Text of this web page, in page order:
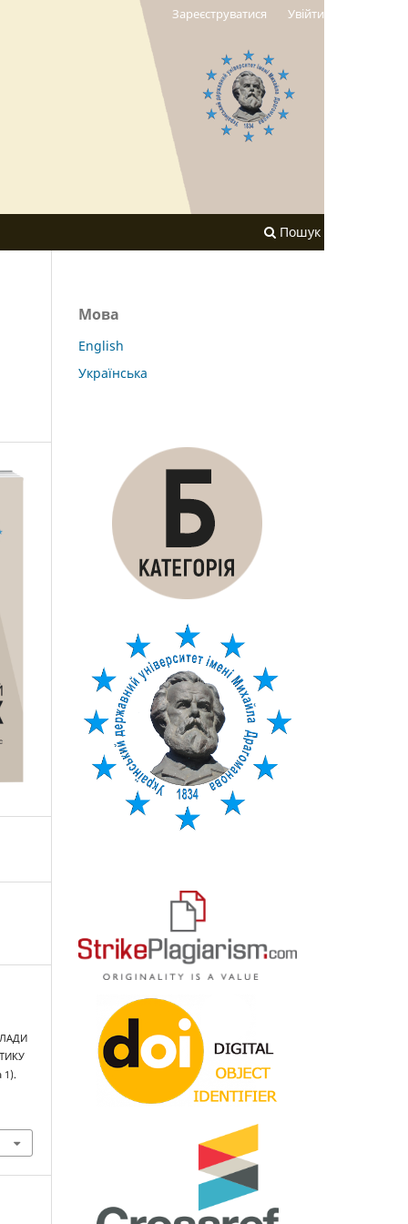
Пошук
Зареєструватися Увійти
1).
Мова
English
Українська